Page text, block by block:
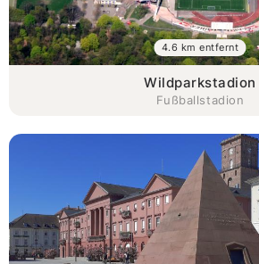
Wildparkstadion
Fußballstadion
4.6 km entfernt